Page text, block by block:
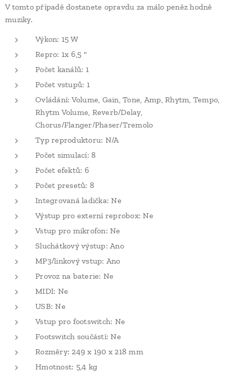
V tomto případě dostanete opravdu za málo peněz hodně
muziky.
Výkon: 15 W
Repro: 1x 6,5 "
Počet kanálů: 1
Počet vstupů: 1
Ovládání: Volume, Gain, Tone, Amp, Rhytm, Tempo,
Rhytm Volume, Reverb/Delay,
Chorus/Flanger/Phaser/Tremolo
Typ reproduktoru: N/A
Počet simulací: 8
Počet efektů: 6
Počet presetů: 8
Integrovaná ladička: Ne
Výstup pro externí reprobox: Ne
Vstup pro mikrofon: Ne
Sluchátkový výstup: Ano
MP3/linkový vstup: Ano
Provoz na baterie: Ne
MIDI: Ne
USB: Ne
Vstup pro footswitch: Ne
Footswitch součástí: Ne
Rozměry: 249 x 190 x 218 mm
Hmotnost: 5,4 kg